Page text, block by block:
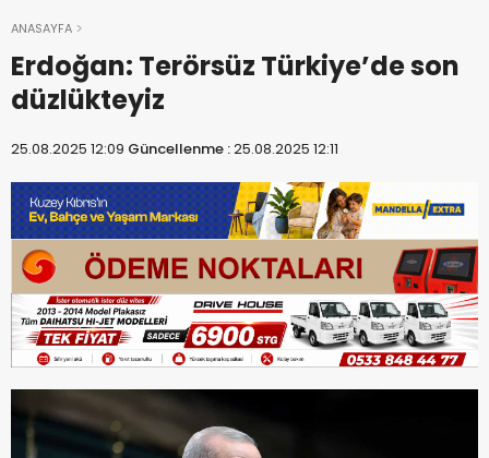
ANASAYFA
Erdoğan: Terörsüz Türkiye’de son
düzlükteyiz
25.08.2025 12:09 Güncellenme :25.08.2025 12:11